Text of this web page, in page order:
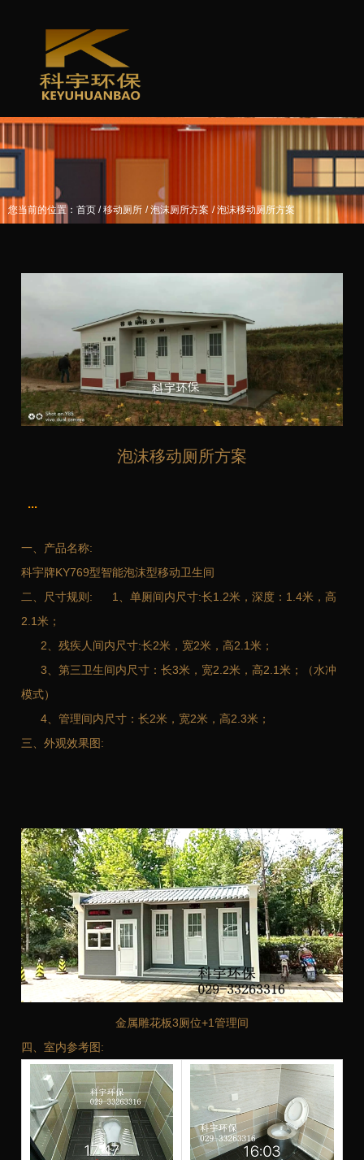
您当前的位置：首页 /移动厕所 /泡沫厕所方案 /泡沫移动厕所方案
泡沫移动厕所方案
...
一、产品名称:
科宇牌KY769型智能泡沫型移动卫生间
二、尺寸规则: 1、单厕间内尺寸:长1.2米，深度：1.4米，高
2.1米；
2、残疾人间内尺寸:长2米，宽2米，高2.1米；
3、第三卫生间内尺寸：长3米，宽2.2米，高2.1米；（水冲
模式）
4、管理间内尺寸：长2米，宽2米，高2.3米；
三、外观效果图:
金属雕花板3厕位+1管理间
四、室内参考图: